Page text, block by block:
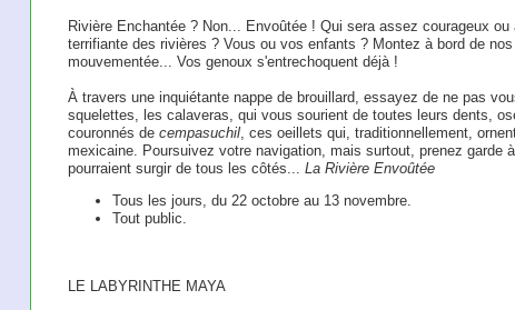
Rivière Enchantée ? Non... Envoûtée ! Qui sera assez courageux
terrifiante des rivières ? Vous ou vos enfants ? Montez à bord de
mouvementée... Vos genoux s'entrechoquent déjà !
À travers une inquiétante nappe de brouillard, essayez de ne pas
squelettes, les calaveras, qui vous sourient de toutes leurs dents,
couronnés de cempasuchil, ces oeillets qui, traditionnellement,
mexicaine. Poursuivez votre navigation, mais surtout, prenez garde
pourraient surgir de tous les côtés... La Rivière Envoûtée
Tous les jours, du 22 octobre au 13 novembre.
Tout public.
LE LABYRINTHE MAYA